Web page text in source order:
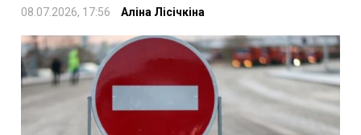
08.07.2026, 17:56 Аліна Лісічкіна